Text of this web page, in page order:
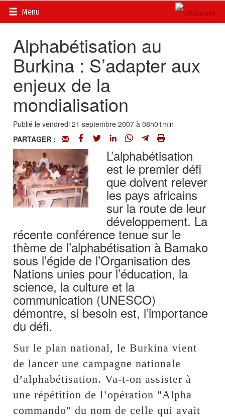
Menu
Accueil>
La réforme de l’éducation
Alphabétisation au
Burkina : S’adapter aux
enjeux de la
mondialisation
Publié le vendredi 21 septembre 2007 à 08h01min
PARTAGER :
L’alphabétisation
est le premier défi
que doivent relever
les pays africains
sur la route de leur
développement. La
récente conférence tenue sur le
thème de l’alphabétisation à Bamako
sous l’égide de l’Organisation des
Nations unies pour l’éducation, la
science, la culture et la
communication (UNESCO)
démontre, si besoin est, l’importance
du défi.
Sur le plan national, le Burkina vient
de lancer une campagne nationale
d’alphabétisation. Va-t-on assister à
une répétition de l’opération "Alpha
commando" du nom de celle qui avait